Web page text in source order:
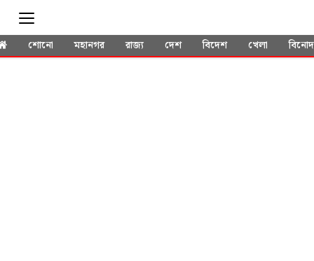
শোনো মহানগর রাজ্য দেশ বিদেশ খেলা